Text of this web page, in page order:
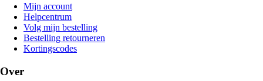
Mijn account
Helpcentrum
Volg mijn bestelling
Bestelling retourneren
Kortingscodes
Over